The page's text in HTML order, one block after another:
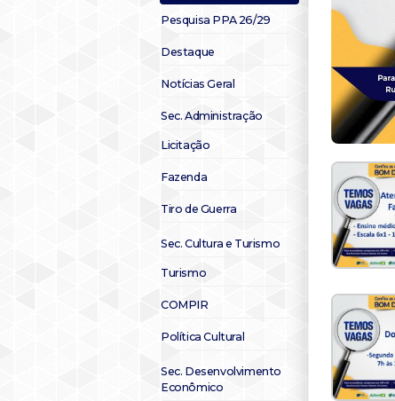
Pesquisa PPA 26/29
Destaque
Notícias Geral
Sec. Administração
Licitação
Fazenda
Tiro de Guerra
Sec. Cultura e Turismo
Turismo
COMPIR
Política Cultural
Sec. Desenvolvimento
Econômico